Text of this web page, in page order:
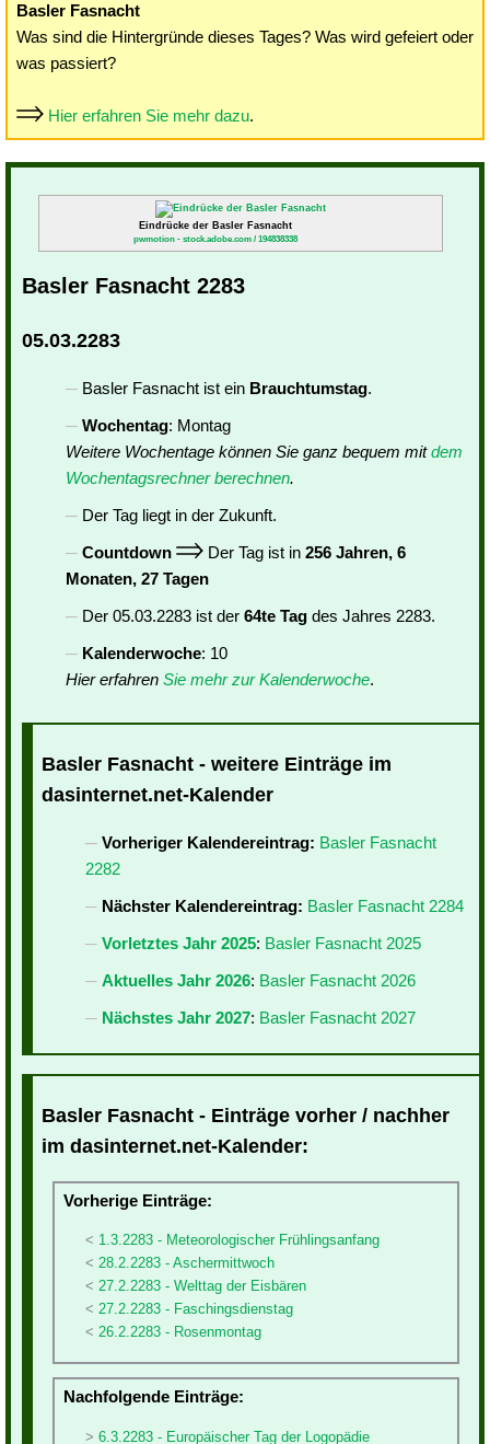
Basler Fasnacht
Was sind die Hintergründe dieses Tages? Was wird gefeiert oder
was passiert?
Hier erfahren Sie mehr dazu.
Eindrücke der Basler Fasnacht
pwmotion - stock.adobe.com / 194838338
Basler Fasnacht 2283
05.03.2283
Basler Fasnacht ist ein Brauchtumstag.
Wochentag: Montag
Weitere Wochentage können Sie ganz bequem mitdem
Wochentagsrechner berechnen.
Der Tag liegt in der Zukunft.
Countdown
Der Tag ist in 256 Jahren, 6
Monaten, 27 Tagen
Der 05.03.2283 ist der 64te Tag des Jahres 2283.
Kalenderwoche: 10
Hier erfahren Sie mehr zur Kalenderwoche.
Basler Fasnacht - weitere Einträge im
dasinternet.net-Kalender
Vorheriger Kalendereintrag: Basler Fasnacht
2282
Nächster Kalendereintrag: Basler Fasnacht 2284
Vorletztes Jahr 2025: Basler Fasnacht 2025
Aktuelles Jahr 2026: Basler Fasnacht 2026
Nächstes Jahr 2027: Basler Fasnacht 2027
Basler Fasnacht - Einträge vorher / nachher
im dasinternet.net-Kalender:
Vorherige Einträge:
1.3.2283 - Meteorologischer Frühlingsanfang
28.2.2283 - Aschermittwoch
27.2.2283 - Welttag der Eisbären
27.2.2283 - Faschingsdienstag
26.2.2283 - Rosenmontag
Nachfolgende Einträge:
6.3.2283 - Europäischer Tag der Logopädie